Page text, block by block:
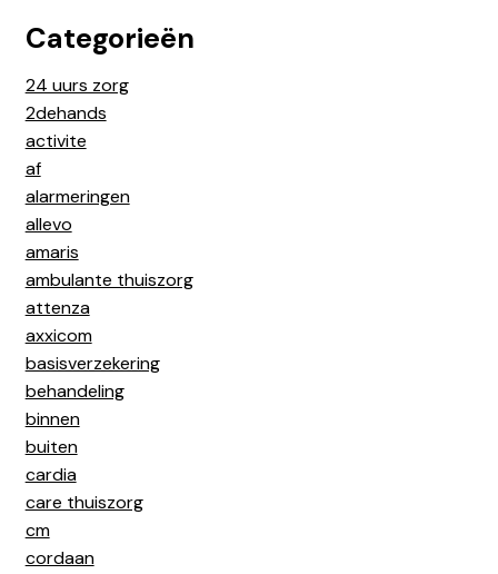
Categorieën
24 uurs zorg
2dehands
activite
af
alarmeringen
allevo
amaris
ambulante thuiszorg
attenza
axxicom
basisverzekering
behandeling
binnen
buiten
cardia
care thuiszorg
cm
cordaan